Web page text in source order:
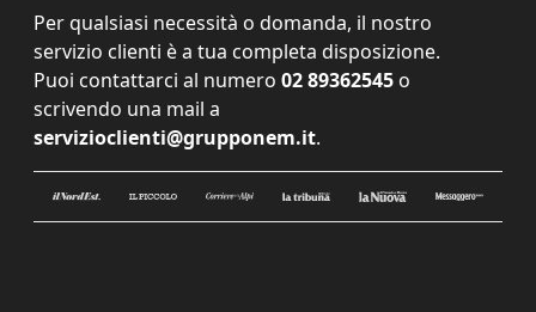
Per qualsiasi necessità o domanda, il nostro
servizio clienti è a tua completa disposizione.
Puoi contattarci al numero 02 89362545 o
scrivendo una mail a
servizioclienti@grupponem.it.